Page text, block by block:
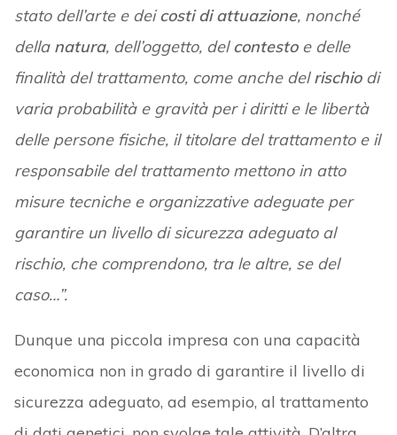
stato dell’arte e deicosti di attuazione, nonché
della natura, dell’oggetto, delcontestoe delle
finalità del trattamento, come anche delrischiodi
varia probabilità e gravità per i diritti e le libertà
delle persone fisiche, il titolare del trattamento e il
responsabile del trattamento mettono in atto
misure tecniche e organizzative adeguate per
garantire un livello di sicurezza adeguato al
rischio, che comprendono, tra le altre, se del
caso…”.
Dunque una piccola impresa con una capacità
economica non in grado di garantire il livello di
sicurezza adeguato, ad esempio, al trattamento